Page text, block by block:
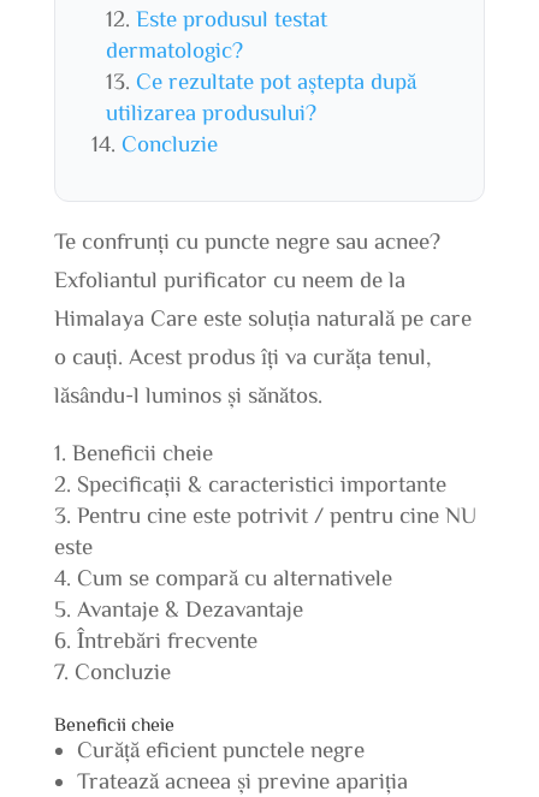
Este produsul testat
dermatologic?
Ce rezultate pot aștepta după
utilizarea produsului?
Concluzie
Te confrunți cu puncte negre sau acnee?
Exfoliantul purificator cu neem de la
Himalaya Care este soluția naturală pe care
o cauți. Acest produs îți va curăța tenul,
lăsându-l luminos și sănătos.
Beneficii cheie
Specificații & caracteristici importante
Pentru cine este potrivit / pentru cine NU
este
Cum se compară cu alternativele
Avantaje & Dezavantaje
Întrebări frecvente
Concluzie
Beneficii cheie
Curăță eficient punctele negre
Tratează acneea și previne apariția